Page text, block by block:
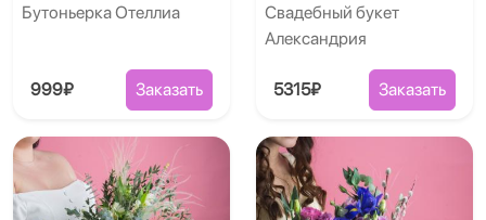
Бутоньерка Отеллиа
999₽ Заказать
Свадебный букет
Александрия
5315₽ Заказать